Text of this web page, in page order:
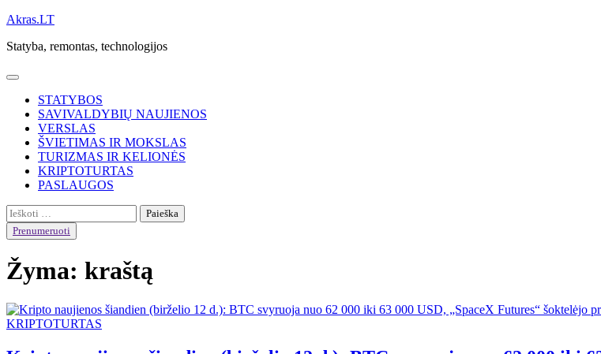
Skip
content
Akras.LT
Statyba, remontas, technologijos
STATYBOS
SAVIVALDYBIŲ NAUJIENOS
VERSLAS
ŠVIETIMAS IR MOKSLAS
TURIZMAS IR KELIONĖS
KRIPTOTURTAS
PASLAUGOS
Ieškoti:
Prenumeruoti
Žyma: kraštą
KRIPTOTURTAS